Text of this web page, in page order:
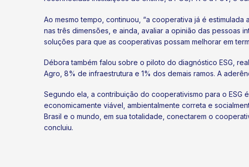
Ao mesmo tempo, continuou, “a cooperativa já é
nas três dimensões, e ainda, avaliar a opinião das pessoas
soluções para que as cooperativas possam melhorar em
Débora também falou sobre o piloto do diagnóstico ESG,
Agro, 8% de infraestrutura e 1% dos demais ramos. A
Segundo ela, a contribuição do cooperativismo para o
economicamente viável, ambientalmente correta e
Brasil e o mundo, em sua totalidade, conectarem o
concluiu.